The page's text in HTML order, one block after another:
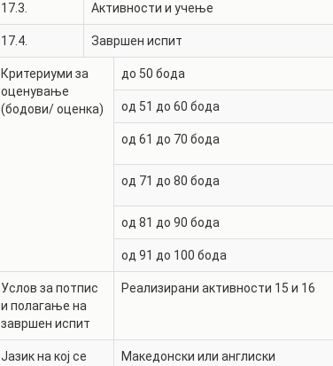
17.3. Активности и учење
17.4. Завршен испит
Критериуми за
оценување
(бодови/ оценка)
до 50 бода
од 51 до 60 бода
од 61 до 70 бода
од 71 до 80 бода
од 81 до 90 бода
од 91 до 100 бода
Услов за потпис
и полагање на
завршен испит
Реализирани активности 15 и 16
Јазик на кој се
Македонски или англиски